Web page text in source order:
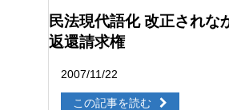
民法現代語化 改正されな
返還請求権
2007/11/22
この記事を読む